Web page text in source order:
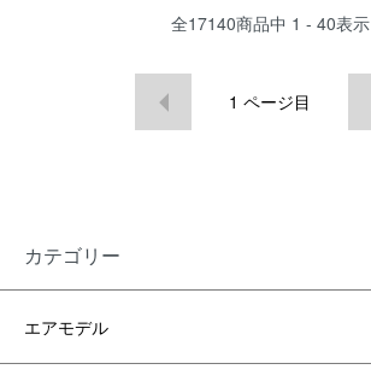
全17140商品中 1 - 40表示
1 ページ目
カテゴリー
エアモデル